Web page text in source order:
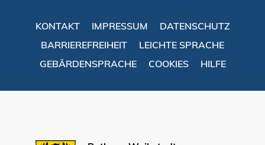
KONTAKT IMPRESSUM
DATENSCHUTZ
BARRIEREFREIHEIT
LEICHTE SPRACHE
GEBÄRDENSPRACHE
COOKIES HILFE